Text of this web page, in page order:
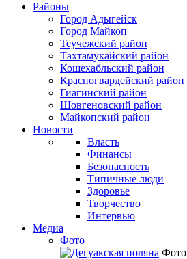
Районы
Город Адыгейск
Город Майкоп
Теучежский район
Тахтамукайский район
Кошехабльский район
Красногвардейский район
Гиагинский район
Шовгеновский район
Майкопский район
Новости
Власть
Финансы
Безопасность
Типичные люди
Здоровье
Творчество
Интервью
Медиа
Фото
Фото